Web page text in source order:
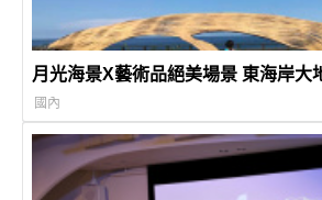
月光海景X藝術品絕美場景 東海岸大
國內